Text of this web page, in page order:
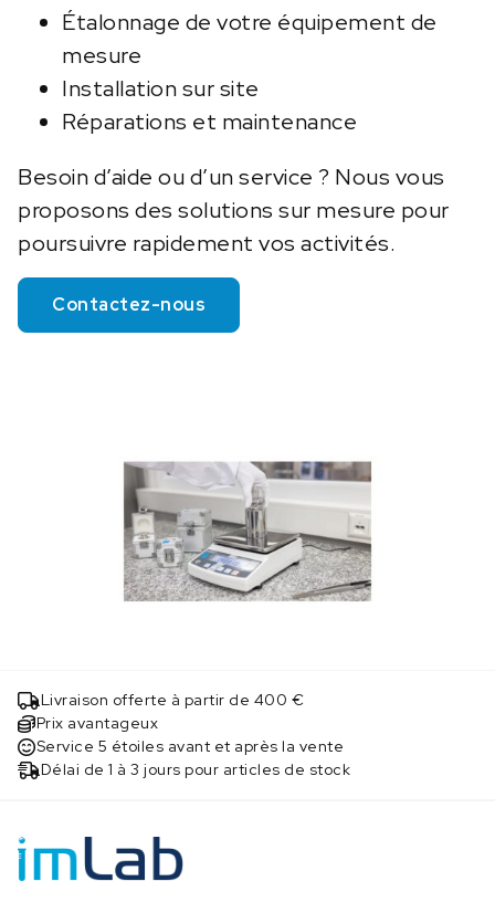
Étalonnage de votre équipement de
mesure
Installation sur site
Réparations et maintenance
Besoin d’aide ou d’un service ? Nous vous
proposons des solutions sur mesure pour
poursuivre rapidement vos activités.
Contactez-nous
Livraison offerte à partir de 400 €
Prix avantageux
Service 5 étoiles avant et après la vente
Délai de 1 à 3 jours pour articles de stock